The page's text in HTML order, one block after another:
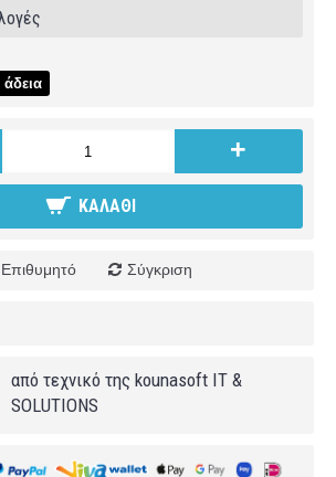
άδεια
+
ΚΑΛΆΘΙ
Επιθυμητό Σύγκριση
από τεχνικό της kounasoft IT &
SOLUTIONS